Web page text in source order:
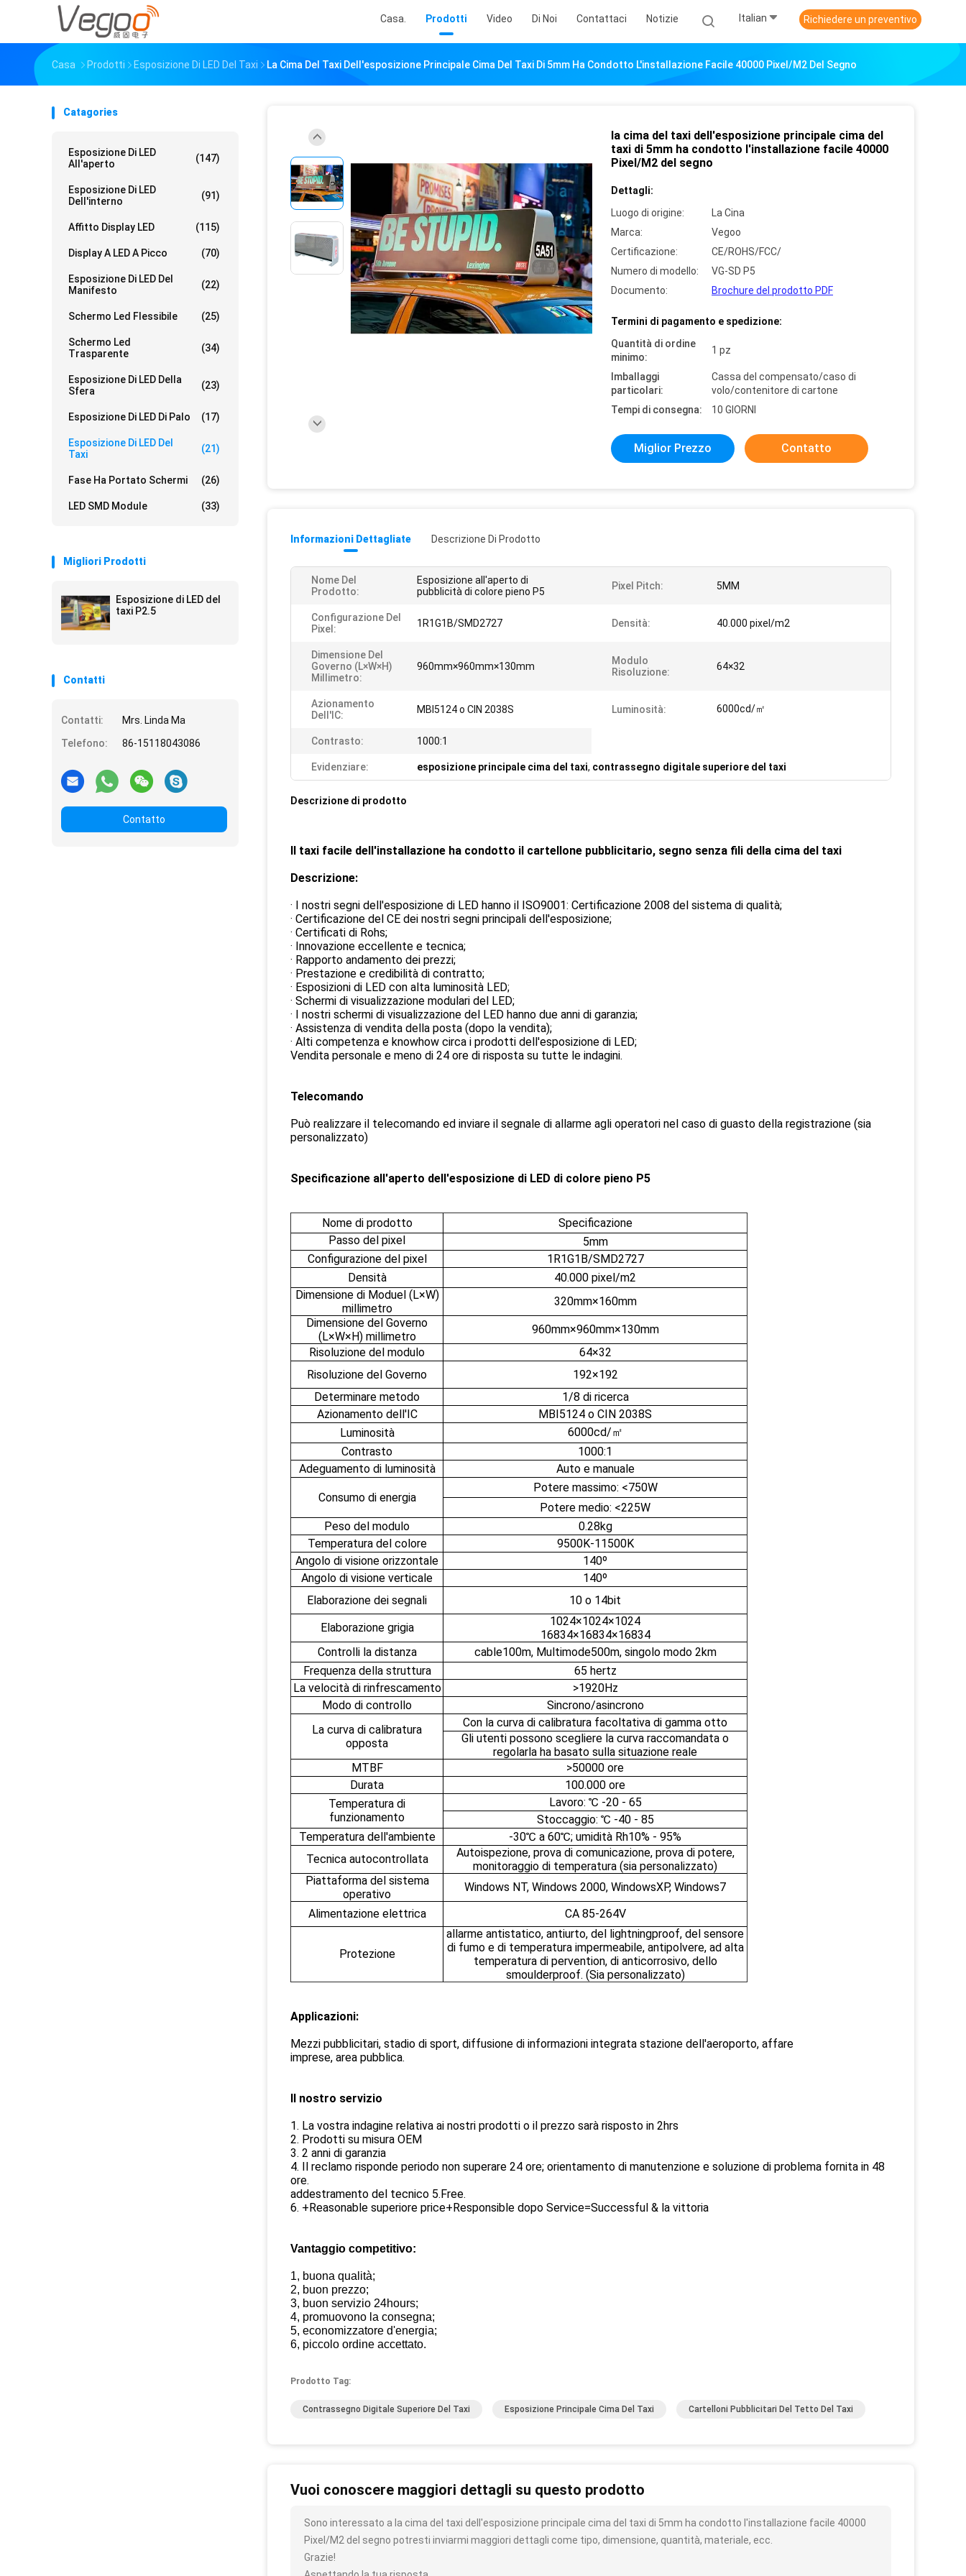
Casa. Prodotti Video Di Noi Contattaci Notizie Italian Richiedere un preventivo
Casa Prodotti Esposizione Di LED Del Taxi La Cima Del Taxi Dell'esposizione Principale Cima Del Taxi Di 5mm Ha Condotto L'installazione Facile 40000 Pixel/M2 Del Segno
Catagories
Esposizione Di LED
All'aperto
(147)
Esposizione Di LED
Dell'interno
(91)
Affitto Display LED (115)
Display A LED A Picco (70)
Esposizione Di LED Del
Manifesto
(22)
Schermo Led Flessibile (25)
Schermo Led
Trasparente
(34)
Esposizione Di LED Della
Sfera
(23)
Esposizione Di LED Di Palo (17)
Esposizione Di LED Del
Taxi
(21)
Fase Ha Portato Schermi (26)
LED SMD Module (33)
Migliori Prodotti
Esposizione di LED del
taxi P2.5
Contatti
Contatti:
Mrs. Linda Ma
Telefono:
86-15118043086
Contatto
la cima del taxi dell'esposizione principale cima del
taxi di 5mm ha condotto l'installazione facile 40000
Pixel/M2 del segno
Dettagli:
Luogo di origine:
La Cina
Marca:
Vegoo
Certificazione:
CE/ROHS/FCC/
Numero di modello:
VG-SD P5
Documento:
Brochure del prodotto PDF
Termini di pagamento e spedizione:
Quantità di ordine
minimo:
1 pz
Imballaggi
particolari:
Cassa del compensato/caso di
volo/contenitore di cartone
Tempi di consegna:
10 GIORNI
Miglior Prezzo Contatto
Informazioni Dettagliate Descrizione Di Prodotto
Nome Del
Prodotto:
Esposizione all'aperto di
pubblicità di colore pieno P5
Pixel Pitch: 5MM
Configurazione Del
Pixel:
1R1G1B/SMD2727 Densità: 40.000 pixel/m2
Dimensione Del
Governo (L×W×H)
Millimetro:
960mm×960mm×130mm
Modulo
Risoluzione:
64×32
Azionamento
Dell'IC:
MBI5124 o CIN 2038S Luminosità: 6000cd/㎡
Contrasto: 1000:1
Evidenziare: esposizione principale cima del taxi, contrassegno digitale superiore del taxi
Descrizione di prodotto
Il taxi facile dell'installazione ha condotto il cartellone pubblicitario, segno senza fili della cima del taxi
Descrizione:
· I nostri segni dell'esposizione di LED hanno il ISO9001: Certificazione 2008 del sistema di qualità;
· Certificazione del CE dei nostri segni principali dell'esposizione;
· Certificati di Rohs;
· Innovazione eccellente e tecnica;
· Rapporto andamento dei prezzi;
· Prestazione e credibilità di contratto;
· Esposizioni di LED con alta luminosità LED;
· Schermi di visualizzazione modulari del LED;
· I nostri schermi di visualizzazione del LED hanno due anni di garanzia;
· Assistenza di vendita della posta (dopo la vendita);
· Alti competenza e knowhow circa i prodotti dell'esposizione di LED;
Vendita personale e meno di 24 ore di risposta su tutte le indagini.
Telecomando
Può realizzare il telecomando ed inviare il segnale di allarme agli operatori nel caso di guasto della registrazione (sia
personalizzato)
Specificazione all'aperto dell'esposizione di LED di colore pieno P5
Nome di prodotto
Specificazione
Passo del pixel
5mm
Configurazione del pixel
1R1G1B/SMD2727
Densità
40.000 pixel/m2
Dimensione di Moduel (L×W)
millimetro
320mm×160mm
Dimensione del Governo
(L×W×H) millimetro
960mm×960mm×130mm
Risoluzione del modulo
64×32
Risoluzione del Governo
192×192
Determinare metodo
1/8 di ricerca
Azionamento dell'IC
MBI5124 o CIN 2038S
Luminosità
6000cd/㎡
Contrasto
1000:1
Adeguamento di luminosità
Auto e manuale
Consumo di energia
Potere massimo: <750W
Potere medio: <225W
Peso del modulo
0.28kg
Temperatura del colore
9500K-11500K
Angolo di visione orizzontale
140º
Angolo di visione verticale
140º
Elaborazione dei segnali
10 o 14bit
Elaborazione grigia
1024×1024×1024
16834×16834×16834
Controlli la distanza
cable100m, Multimode500m, singolo modo 2km
Frequenza della struttura
65 hertz
La velocità di rinfrescamento
>1920Hz
Modo di controllo
Sincrono/asincrono
La curva di calibratura
opposta
Con la curva di calibratura facoltativa di gamma otto
Gli utenti possono scegliere la curva raccomandata o
regolarla ha basato sulla situazione reale
MTBF
>50000 ore
Durata
100.000 ore
Temperatura di
funzionamento
Lavoro: ℃ -20 - 65
Stoccaggio: ℃ -40 - 85
Temperatura dell'ambiente
-30℃ a 60℃; umidità Rh10% - 95%
Tecnica autocontrollata
Autoispezione, prova di comunicazione, prova di potere,
monitoraggio di temperatura (sia personalizzato)
Piattaforma del sistema
operativo
Windows NT, Windows 2000, WindowsXP, Windows7
Alimentazione elettrica
CA 85-264V
Protezione
allarme antistatico, antiurto, del lightningproof, del sensore
di fumo e di temperatura impermeabile, antipolvere, ad alta
temperatura di pervention, di anticorrosivo, dello
smoulderproof. (Sia personalizzato)
Applicazioni:
Mezzi pubblicitari, stadio di sport, diffusione di informazioni integrata stazione dell'aeroporto, affare
imprese, area pubblica.
Il nostro servizio
1. La vostra indagine relativa ai nostri prodotti o il prezzo sarà risposto in 2hrs
2. Prodotti su misura OEM
3. 2 anni di garanzia
4. Il reclamo risponde periodo non superare 24 ore; orientamento di manutenzione e soluzione di problema fornita in 48
ore.
addestramento del tecnico 5.Free.
6. +Reasonable superiore price+Responsible dopo Service=Successful & la vittoria
Vantaggio competitivo:
1, buona qualità;
2, buon prezzo;
3, buon servizio 24hours;
4, promuovono la consegna;
5, economizzatore d'energia;
6, piccolo ordine accettato.
Prodotto Tag:
Contrassegno Digitale Superiore Del Taxi Esposizione Principale Cima Del Taxi Cartelloni Pubblicitari Del Tetto Del Taxi
Vuoi conoscere maggiori dettagli su questo prodotto
Sono interessato a la cima del taxi dell'esposizione principale cima del taxi di 5mm ha condotto l'installazione facile 40000
Pixel/M2 del segno potresti inviarmi maggiori dettagli come tipo, dimensione, quantità, materiale, ecc.
Grazie!